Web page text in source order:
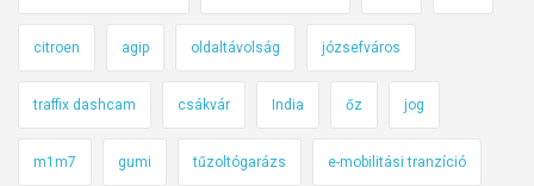
citroen agip oldaltávolság józsefváros
traffix dashcam csákvár India őz jog
m1m7 gumi tűzoltógarázs e-mobilitási tranzíció